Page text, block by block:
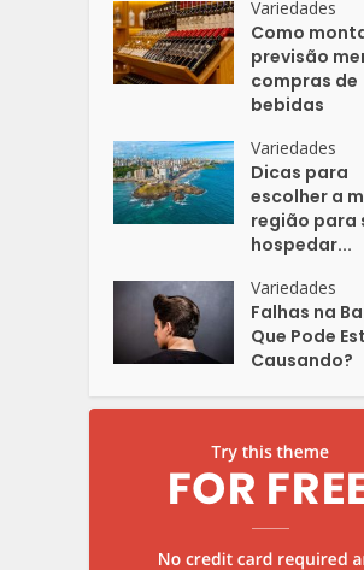
Variedades
Como
previsão
compras de
bebidas
Variedades
Dicas para
escolher a
região para
hospedar...
Variedades
Falhas na
Que Pode
Causando?